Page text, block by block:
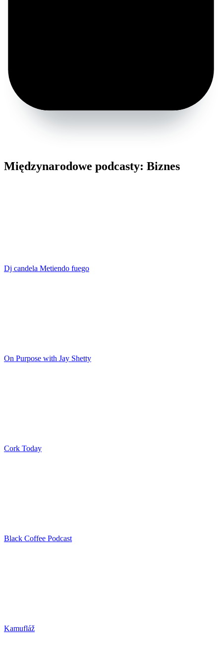
Międzynarodowe podcasty: Biznes
Dj candela Metiendo fuego
On Purpose with Jay Shetty
Cork Today
Black Coffee Podcast
Kamufláž